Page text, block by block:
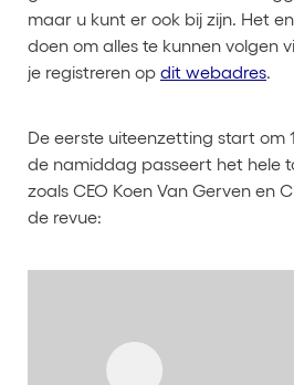
maar u kunt er ook bij zijn. Het
doen om alles te kunnen volgen
je registreren op dit webadres.
De eerste uiteenzetting start om
de namiddag passeert het hele
zoals CEO Koen Van Gerven en
de revue: